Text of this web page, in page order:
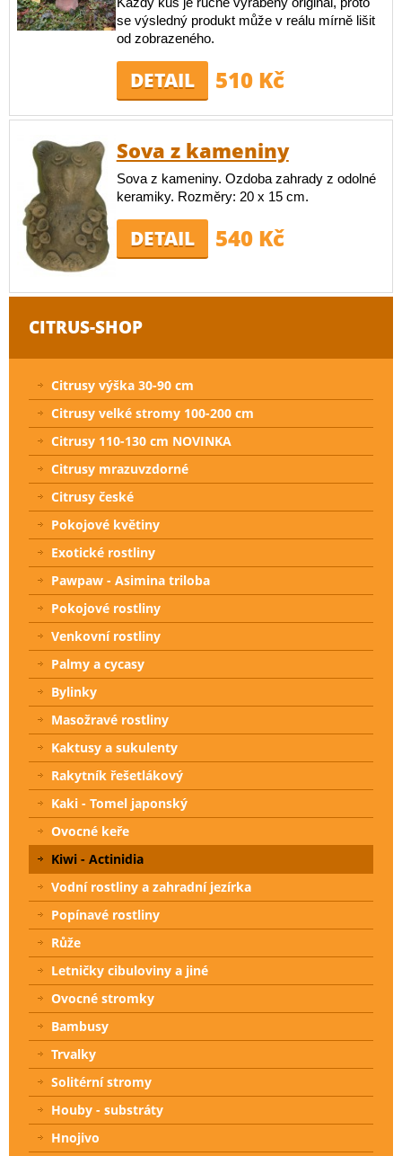
se výsledný produkt může v reálu mírně lišit
od zobrazeného.
DETAIL 510 Kč
Sova z kameniny
Sova z kameniny. Ozdoba zahrady z odolné
keramiky. Rozměry: 20 x 15 cm.
DETAIL 540 Kč
CITRUS-SHOP
Citrusy výška 30-90 cm
Citrusy velké stromy 100-200 cm
Citrusy 110-130 cm NOVINKA
Citrusy mrazuvzdorné
Citrusy české
Pokojové květiny
Exotické rostliny
Pawpaw - Asimina triloba
Pokojové rostliny
Venkovní rostliny
Palmy a cycasy
Bylinky
Masožravé rostliny
Kaktusy a sukulenty
Rakytník řešetlákový
Kaki - Tomel japonský
Ovocné keře
Kiwi - Actinidia
Vodní rostliny a zahradní jezírka
Popínavé rostliny
Růže
Letničky cibuloviny a jiné
Ovocné stromky
Bambusy
Trvalky
Solitérní stromy
Houby - substráty
Hnojivo